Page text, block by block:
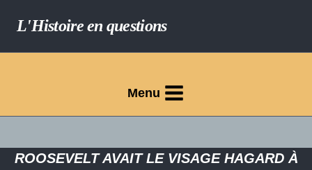
L'Histoire en questions
Menu
ROOSEVELT AVAIT LE VISAGE HAGARD À